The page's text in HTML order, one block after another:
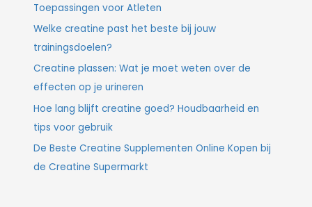
Toepassingen voor Atleten
Welke creatine past het beste bij jouw
trainingsdoelen?
Creatine plassen: Wat je moet weten over de
effecten op je urineren
Hoe lang blijft creatine goed? Houdbaarheid en
tips voor gebruik
De Beste Creatine Supplementen Online Kopen bij
de Creatine Supermarkt